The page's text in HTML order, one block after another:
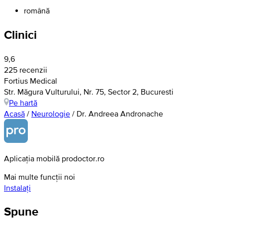
română
Clinici
9,6
225 recenzii
Fortius Medical
Str. Măgura Vulturului, Nr. 75, Sector 2, Bucuresti
Pe hartă
Acasă / Neurologie / Dr. Andreea Andronache
Aplicația mobilă prodoctor.ro
Mai multe funcții noi
Instalați
Spune